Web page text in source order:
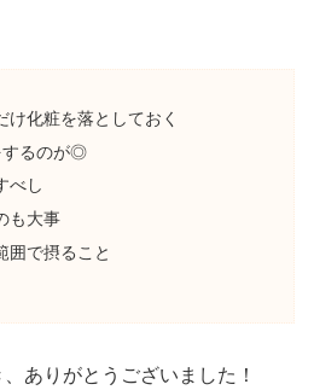
け化粧を落としておく
するのが◎
べし
も大事
囲で摂ること
ありがとうございました！